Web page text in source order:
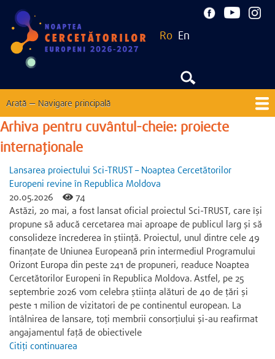
conţinutul
principal
Ro En
Navigare
principală
Arată — Navigare principală
Acasă
Despre
Ediții precedente
Noutăți
EU Corner
Contacte
Arhiva pentru cuvântul-cheie: proiecte
internaționale
Lansarea proiectului Sci-TRUST – Noaptea Cercetătorilor
Europeni revine în Republica Moldova
20.05.2026
74
Astăzi, 20 mai, a fost lansat oficial proiectul Sci-TRUST, care își
propune să aducă cercetarea mai aproape de publicul larg și să
consolideze încrederea în știință. Proiectul, unul dintre cele 49
finanțate de Uniunea Europeană prin intermediul Programului
Orizont Europa din peste 241 de propuneri, readuce Noaptea
Cercetătorilor Europeni în Republica Moldova. Astfel, pe 25
septembrie 2026 vom celebra știința alături de 40 de țări și
peste 1 milion de vizitatori de pe continentul european. La
întâlnirea de lansare, toți membrii consorțiului și-au reafirmat
angajamentul față de obiectivele
Citiți continuarea